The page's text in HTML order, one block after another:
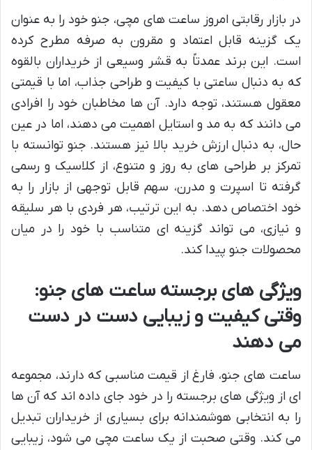
در بازار رقابتی امروز ساعت های مچی، جنو خود را به عنوان
یک گزینه قابل اعتماد و مقرون به صرفه مطرح کرده
است. این برند عمدتاً به قشر وسیعی از خریداران بالقوه
که به دنبال ساعتی با کیفیت و طراحی جذاب، اما با قیمتی
معقول هستند، توجه دارد. آن ها مخاطبان خود را افرادی
می دانند که به مد و استایل اهمیت می دهند، اما در عین
حال، به دنبال ارزش خرید بالا نیز هستند. جنو توانسته با
تمرکز بر طراحی های به روز و متنوع، از کلاسیک و رسمی
گرفته تا اسپرت و مدرن، سهم قابل توجهی از بازار را به
خود اختصاص دهد. به این ترتیب، هر فردی با هر سلیقه
و نیازی، می تواند گزینه ای متناسب با خود را در میان
محصولات جنو پیدا کند.
ویژگی های برجسته ساعت های جنو:
وقتی کیفیت و زیبایی دست در دست
می دهند
ساعت های جنو، فارغ از قیمت مناسبی که دارند، مجموعه
ای از ویژگی های برجسته را در خود جای داده اند که آن ها
را به انتخابی هوشمندانه برای بسیاری از خریداران تبدیل
می کند. وقتی صحبت از یک ساعت مچی می شود، زیبایی